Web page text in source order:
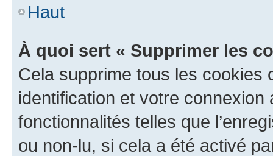
Haut
À quoi sert « Supprimer les
Cela supprime tous les cookies
identification et votre
fonctionnalités telles que
ou non-lu, si cela a été activé